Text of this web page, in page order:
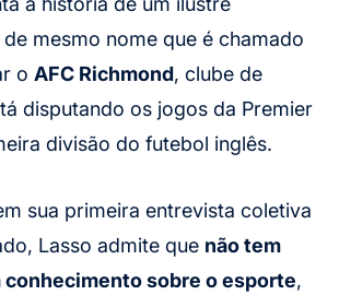
mesmo nome que é chamado
o AFC Richmond, clube de
disputando os jogos da Premier
divisão do futebol inglês.
sua primeira entrevista coletiva
Lasso admite que não tem
sobre o esporte,